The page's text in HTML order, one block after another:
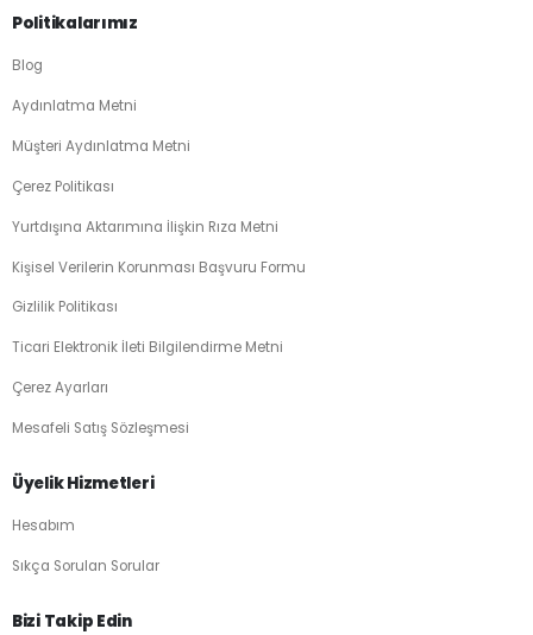
Politikalarımız
Blog
Aydınlatma Metni
Müşteri Aydınlatma Metni
Çerez Politikası
Yurtdışına Aktarımına İlişkin Rıza Metni
Kişisel Verilerin Korunması Başvuru Formu
Gizlilik Politikası
Ticari Elektronik İleti Bilgilendirme Metni
Çerez Ayarları
Mesafeli Satış Sözleşmesi
Üyelik Hizmetleri
Hesabım
Sıkça Sorulan Sorular
Bizi Takip Edin